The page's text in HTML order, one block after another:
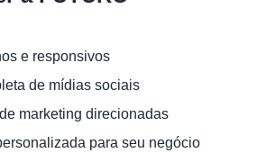
e responsivos
de mídias sociais
marketing direcionadas
para seu negócio